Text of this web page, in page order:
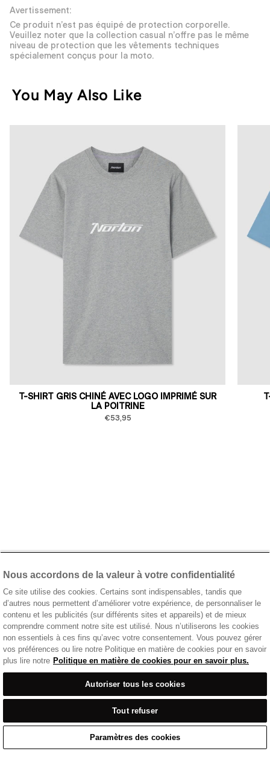
Avertissement:
Ce produit n’est pas équipé de protection corporelle.
Veuillez noter que la collection casual n’offre pas le même
niveau de protection que les vêtements techniques
spécialement conçus pour la moto.
You May Also Like
T-SHIRT GRIS CHINÉ AVEC LOGO IMPRIMÉ SUR
LA POITRINE
€53,95
Tenue Décontractée /
Home Cart Enquiry Waitlist
Nous accordons de la valeur à votre confidentialité
Ce site utilise des cookies. Certains sont indispensables, tandis que
d’autres nous permettent d’améliorer votre expérience, de personnaliser le
contenu et les publicités (sur différents sites et appareils) et de mieux
comprendre comment notre site est utilisé. Nous n’utiliserons les cookies
non essentiels à ces fins qu’avec votre consentement. Vous pouvez gérer
vos préférences ou lire notre Politique en matière de cookies pour en savoir
plus lire notre Politique en matière de cookies pour en savoir plus.
Autoriser tous les cookies
Tout refuser
Paramètres des cookies